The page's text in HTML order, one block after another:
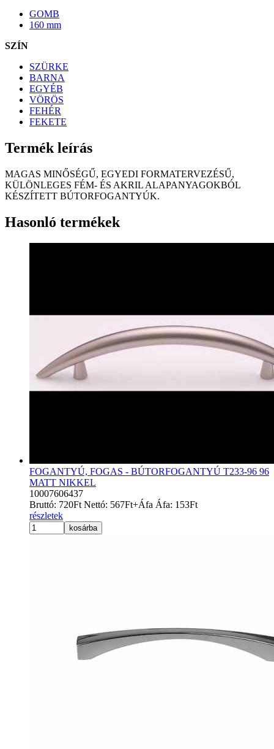
GOMB
160 mm
SZÍN
SZÜRKE
BARNA
EGYÉB
VÖRÖS
FEHÉR
FEKETE
Termék leírás
MAGAS MINŐSÉGŰ, EGYEDI FORMATERVEZÉSŰ,
KÜLÖNLEGES FÉM- ÉS AKRIL ALAPANYAGOKBÓL
KÉSZÍTETT BÚTORFOGANTYÚK.
Hasonló termékek
FOGANTYÚ, FOGAS - BÚTORFOGANTYÚ T233-96 96
MATT NIKKEL
10007606437
Bruttó: 720Ft Nettó: 567Ft+Áfa Áfa: 153Ft
részletek
kosárba